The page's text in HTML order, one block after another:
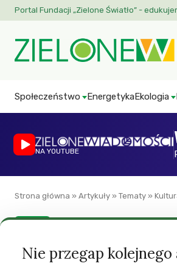
Portal Fundacji „Zielone Światło” -
Społeczeństwo EnergetykaEkologia
NA YOUTUBE
Strona główna » Artykuły » Tematy »
Wersal,
Nie przegap kolejnego